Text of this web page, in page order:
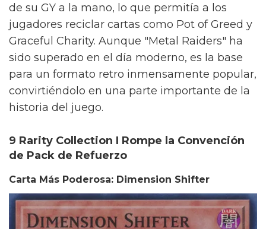
de su GY a la mano, lo que permitía a los
jugadores reciclar cartas como Pot of Greed y
Graceful Charity. Aunque "Metal Raiders" ha
sido superado en el día moderno, es la base
para un formato retro inmensamente popular,
convirtiéndolo en una parte importante de la
historia del juego.
9 Rarity Collection I Rompe la Convención
de Pack de Refuerzo
Carta Más Poderosa: Dimension Shifter